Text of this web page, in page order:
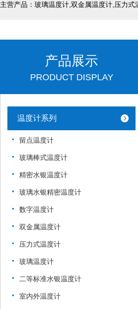
产品展示
PRODUCT DISPLAY
温度计系列
留点温度计
玻璃棒式温度计
精密水银温度计
玻璃水银精密温度计
数字温度计
双金属温度计
压力式温度计
玻璃温度计
二等标准水银温度计
室内外温度计